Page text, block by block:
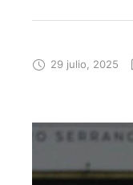
29 julio, 2025